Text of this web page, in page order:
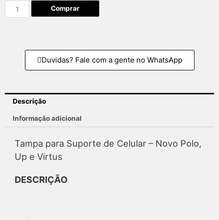
Comprar
Duvidas? Fale com a gente no WhatsApp
Descrição
Informação adicional
Tampa para Suporte de Celular – Novo Polo,
Up e Virtus
DESCRIÇÃO